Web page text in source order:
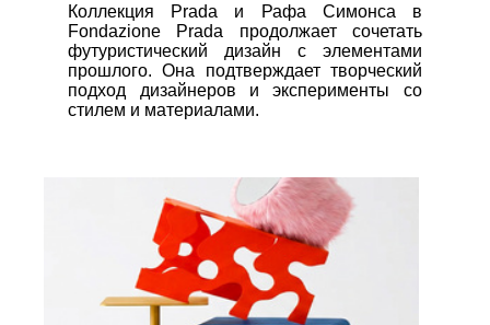
Коллекция Prada и Рафа Симонса в
Fondazione Prada продолжает сочетать
футуристический дизайн с элементами
прошлого. Она подтверждает творческий
подход дизайнеров и эксперименты со
стилем и материалами.